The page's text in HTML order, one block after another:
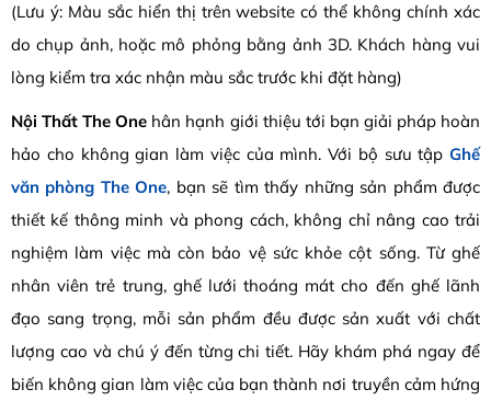
(Lưu ý: Màu sắc hiển thị trên website có thể không chính xác
do chụp ảnh, hoặc mô phỏng bằng ảnh 3D. Khách hàng vui
lòng kiểm tra xác nhận màu sắc trước khi đặt hàng)
Nội Thất The One hân hạnh giới thiệu tới bạn giải pháp hoàn
hảo cho không gian làm việc của mình. Với bộ sưu tập Ghế
văn phòng The One, bạn sẽ tìm thấy những sản phẩm được
thiết kế thông minh và phong cách, không chỉ nâng cao trải
nghiệm làm việc mà còn bảo vệ sức khỏe cột sống. Từ ghế
nhân viên trẻ trung, ghế lưới thoáng mát cho đến ghế lãnh
đạo sang trọng, mỗi sản phẩm đều được sản xuất với chất
lượng cao và chú ý đến từng chi tiết. Hãy khám phá ngay để
biến không gian làm việc của bạn thành nơi truyền cảm hứng